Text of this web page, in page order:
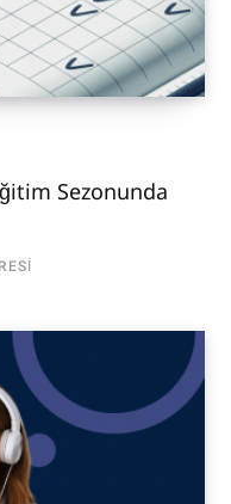
Sezonunda